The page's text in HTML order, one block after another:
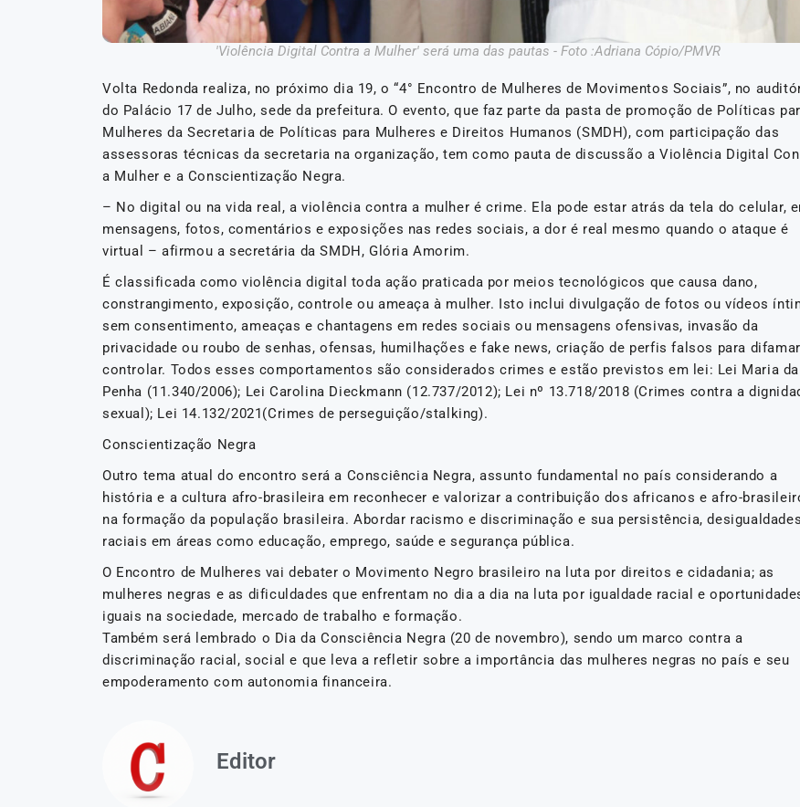
'Violência Digital Contra a Mulher' será uma das pautas - Foto :Adriana Cópio/PMVR
Volta Redonda realiza, no próximo dia 19, o “4° Encontro de Mulheres de Movimentos Sociais”, no
do Palácio 17 de Julho, sede da prefeitura. O evento, que faz parte da pasta de promoção de Políticas
Mulheres da Secretaria de Políticas para Mulheres e Direitos Humanos (SMDH), com participação das
assessoras técnicas da secretaria na organização, tem como pauta de discussão a Violência Digital
a Mulher e a Conscientização Negra.
– No digital ou na vida real, a violência contra a mulher é crime. Ela pode estar atrás da tela do celular,
mensagens, fotos, comentários e exposições nas redes sociais, a dor é real mesmo quando o ataque é
virtual – afirmou a secretária da SMDH, Glória Amorim.
É classificada como violência digital toda ação praticada por meios tecnológicos que causa dano,
constrangimento, exposição, controle ou ameaça à mulher. Isto inclui divulgação de fotos ou vídeos
sem consentimento, ameaças e chantagens em redes sociais ou mensagens ofensivas, invasão da
privacidade ou roubo de senhas, ofensas, humilhações e fake news, criação de perfis falsos para
controlar. Todos esses comportamentos são considerados crimes e estão previstos em lei: Lei Maria da
Penha (11.340/2006); Lei Carolina Dieckmann (12.737/2012); Lei nº 13.718/2018 (Crimes contra a
sexual); Lei 14.132/2021(Crimes de perseguição/stalking).
Conscientização Negra
Outro tema atual do encontro será a Consciência Negra, assunto fundamental no país considerando a
história e a cultura afro-brasileira em reconhecer e valorizar a contribuição dos africanos e afro-
na formação da população brasileira. Abordar racismo e discriminação e sua persistência, desigualdades
raciais em áreas como educação, emprego, saúde e segurança pública.
O Encontro de Mulheres vai debater o Movimento Negro brasileiro na luta por direitos e cidadania; as
mulheres negras e as dificuldades que enfrentam no dia a dia na luta por igualdade racial e
iguais na sociedade, mercado de trabalho e formação.
Também será lembrado o Dia da Consciência Negra (20 de novembro), sendo um marco contra a
discriminação racial, social e que leva a refletir sobre a importância das mulheres negras no país e seu
empoderamento com autonomia financeira.
Editor